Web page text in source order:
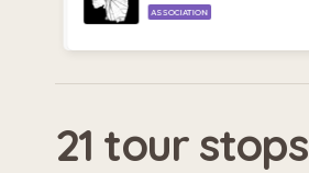
ASSOCIATION
21 tour stops